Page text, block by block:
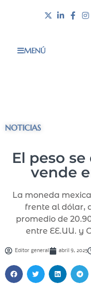
MENÚ
NOTICIAS
El peso
vende
La moneda
frente al dólar,
promedio de
entre EE.UU. y
Editor general abril 9, 2025